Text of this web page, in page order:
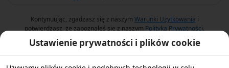
Kontynuując, zgadzasz się z naszym Warunki Użytkowania i
potwierdzasz, że zapoznałeś się z naszym Polityka Prywatności.
Ustawienie prywatności i plików cookie